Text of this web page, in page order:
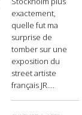
exactement,
quelle fut ma
surprise de
tomber sur une
exposition du
street artiste
français JR....